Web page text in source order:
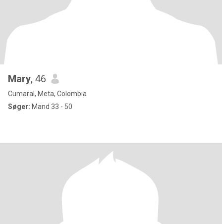
Mary, 46
Cumaral, Meta, Colombia
Søger: Mand 33 - 50